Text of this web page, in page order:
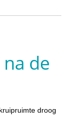
de
droog